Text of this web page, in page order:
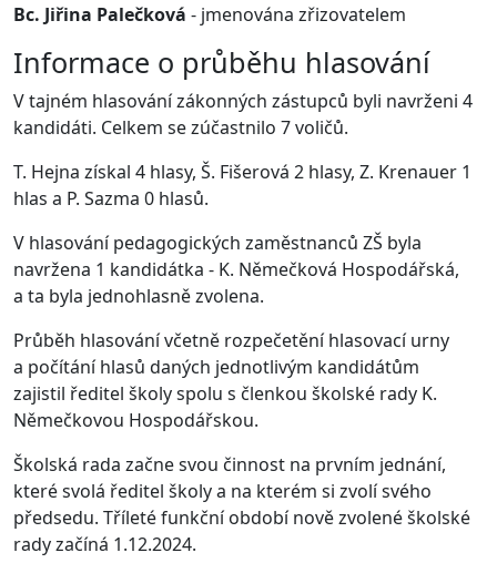
Bc. Jiřina Palečková - jmenována zřizovatelem
Informace o průběhu hlasování
V tajném hlasování zákonných zástupců byli navrženi 4
kandidáti. Celkem se zúčastnilo 7 voličů.
T. Hejna získal 4 hlasy, Š. Fišerová 2 hlasy, Z. Krenauer 1
hlas a P. Sazma 0 hlasů.
V hlasování pedagogických zaměstnanců ZŠ byla
navržena 1 kandidátka - K. Němečková Hospodářská,
a ta byla jednohlasně zvolena.
Průběh hlasování včetně rozpečetění hlasovací urny
a počítání hlasů daných jednotlivým kandidátům
zajistil ředitel školy spolu s členkou školské rady K.
Němečkovou Hospodářskou.
Školská rada začne svou činnost na prvním jednání,
které svolá ředitel školy a na kterém si zvolí svého
předsedu. Tříleté funkční období nově zvolené školské
rady začíná 1.12.2024.